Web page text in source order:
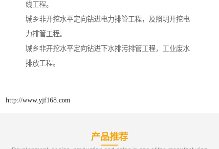
线工程。
城乡非开挖水平定向钻进电力排管工程，及照明开挖电
力排管工程。
城乡非开挖水平定向钻进下水排污排管工程，工业废水
排放工程。
http://www.yjf168.com
产品推荐